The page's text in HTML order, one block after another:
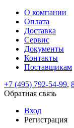
Вход
Только
test@example.com
отправлена
по
ней
для
регистрации.
Только
Восстановление
пароля
Заполните
форму.
Мы
отправим
ссылку
на
На
вашу
test@test.ru
отправлена
ссылка.
Введите
новый
пароль
Пароль
успешно
Войти
Обратная
связь
Ваше
сообщение
успешно
О компании
Оплата
Доставка
Сервис
Документы
Контакты
Поставщикам
+7 (495) 792-54-99,
Обратная связь
Вход
Регистрация